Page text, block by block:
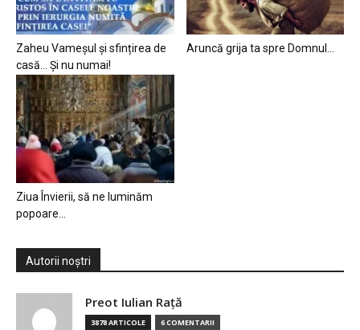
Zaheu Vameșul și sfințirea de
casă… Și nu numai!
Aruncă grija ta spre Domnul…
Ziua Învierii, să ne luminăm
popoare…
Autorii noștri
Preot Iulian Raţă
3878 ARTICOLE 6 COMENTARII